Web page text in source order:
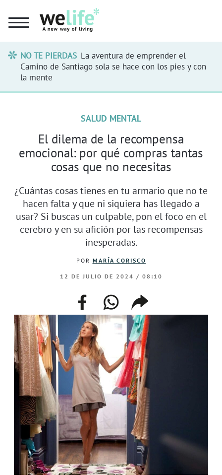
NO TE PIERDAS La aventura de emprender el
Camino de Santiago sola se hace con los pies y con
la mente
SALUD MENTAL
El dilema de la recompensa
emocional: por qué compras tantas
cosas que no necesitas
¿Cuántas cosas tienes en tu armario que no te
hacen falta y que ni siquiera has llegado a
usar? Si buscas un culpable, pon el foco en el
cerebro y en su afición por las recompensas
inesperadas.
POR MARÍA CORISCO
12 DE JULIO DE 2024 / 08:10
facebookwhatsappcompartir
enlace